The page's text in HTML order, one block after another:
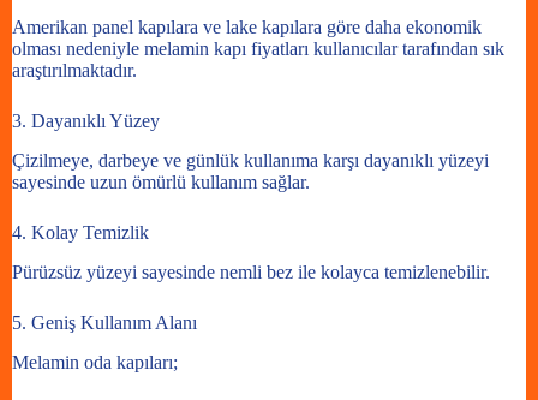
Amerikan panel kapılara ve lake kapılara göre daha ekonomik
olması nedeniyle melamin kapı fiyatları kullanıcılar tarafından sık
araştırılmaktadır.
3. Dayanıklı Yüzey
Çizilmeye, darbeye ve günlük kullanıma karşı dayanıklı yüzeyi
sayesinde uzun ömürlü kullanım sağlar.
4. Kolay Temizlik
Pürüzsüz yüzeyi sayesinde nemli bez ile kolayca temizlenebilir.
5. Geniş Kullanım Alanı
Melamin oda kapıları;